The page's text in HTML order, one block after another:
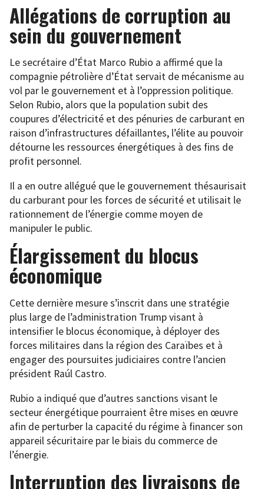
Allégations de corruption au
sein du gouvernement
Le secrétaire d’État Marco Rubio a affirmé que la
compagnie pétrolière d’État servait de mécanisme au
vol par le gouvernement et à l’oppression politique.
Selon Rubio, alors que la population subit des
coupures d’électricité et des pénuries de carburant en
raison d’infrastructures défaillantes, l’élite au pouvoir
détourne les ressources énergétiques à des fins de
profit personnel.
Il a en outre allégué que le gouvernement thésaurisait
du carburant pour les forces de sécurité et utilisait le
rationnement de l’énergie comme moyen de
manipuler le public.
Élargissement du blocus
économique
Cette dernière mesure s’inscrit dans une stratégie
plus large de l’administration Trump visant à
intensifier le blocus économique, à déployer des
forces militaires dans la région des Caraïbes et à
engager des poursuites judiciaires contre l’ancien
président Raúl Castro.
Rubio a indiqué que d’autres sanctions visant le
secteur énergétique pourraient être mises en œuvre
afin de perturber la capacité du régime à financer son
appareil sécuritaire par le biais du commerce de
l’énergie.
Interruption des livraisons de